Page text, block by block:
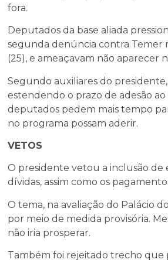
fora.
Deputados da base aliada
segunda denúncia contra Temer
(25), e ameaçavam não aparecer
Segundo auxiliares do
estendendo o prazo de adesão ao
deputados pedem mais tempo
no programa possam aderir.
VETOS
O presidente vetou a inclusão de
dívidas, assim como os
O tema, na avaliação do Palácio
por meio de medida provisória.
não iria prosperar.
Também foi rejeitado trecho que